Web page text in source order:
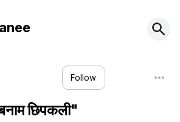
Follow
छिपकली"